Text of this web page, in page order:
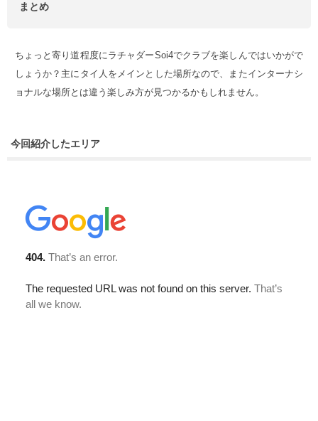
まとめ
ちょっと寄り道程度にラチャダーSoi4でクラブを楽しんではいかがで
しょうか？主にタイ人をメインとした場所なので、またインターナシ
ョナルな場所とは違う楽しみ方が見つかるかもしれません。
今回紹介したエリア